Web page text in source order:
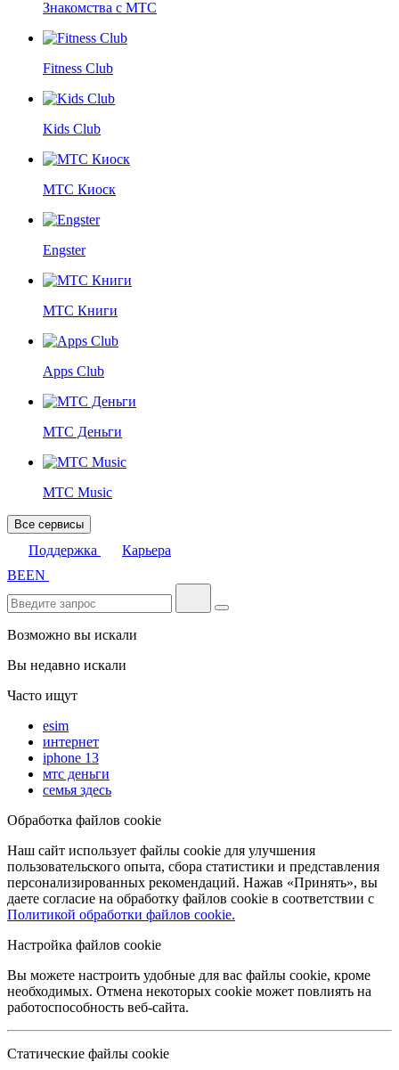
Знакомства с МТС
Fitness Club
Kids Club
МТС Киоск
Engster
МТС Книги
Apps Club
МТС Деньги
МТС Music
Все сервисы
Поддержка
Карьера
BEEN
Возможно вы искали
Вы недавно искали
Часто ищут
esim
интернет
iphone 13
мтс деньги
семья здесь
Обработка файлов cookie
Наш сайт использует файлы cookie для улучшения
пользовательского опыта, сбора статистики и представления
персонализированных рекомендаций. Нажав «Принять», вы
даете согласие на обработку файлов cookie в соответствии с
Политикой обработки файлов cookie.
Настройка файлов cookie
Вы можете настроить удобные для вас файлы cookie, кроме
необходимых. Отмена некоторых cookie может повлиять на
работоспособность веб-сайта.
Статические файлы cookie